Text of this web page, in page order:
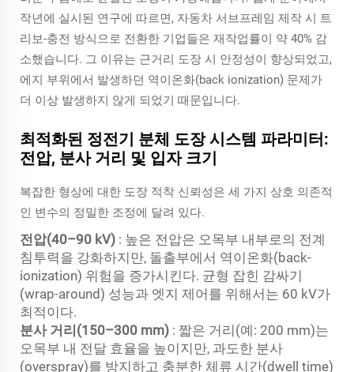
작년에 실시된 연구에 따르면, 자동차 서브프레임 제작 시 트
리보-충전 방식으로 전환한 기업들은 재작업률이 약 40% 감
소했습니다. 그 이유는 근거리 도장 시 안정성이 향상되었고,
에지 부위에서 발생하던 역이온화(back ionization) 문제가
더 이상 발생하지 않게 되었기 때문입니다.
최적화된 정전기 분체 도장 시스템 파라미터:
전압, 분사 거리 및 입자 크기
복잡한 형상에 대한 도장 적착 신뢰성은 세 가지 상호 의존적
인 변수의 정밀한 조정에 달려 있다.
전압(40–90 kV) : 높은 전압은 오목부 내부로의 전계
침투력을 강화하지만, 돌출부에서 역이온화(back-
ionization) 위험을 증가시킨다. 균형 잡힌 감싸기
(wrap-around) 성능과 엣지 제어를 위해서는 60 kV가
최적이다.
분사 거리(150–300 mm) : 짧은 거리(예: 200 mm)는
오목부 내 전달 효율을 높이지만, 과도한 분사
(overspray)를 방지하고 충분한 체류 시간(dwell time)